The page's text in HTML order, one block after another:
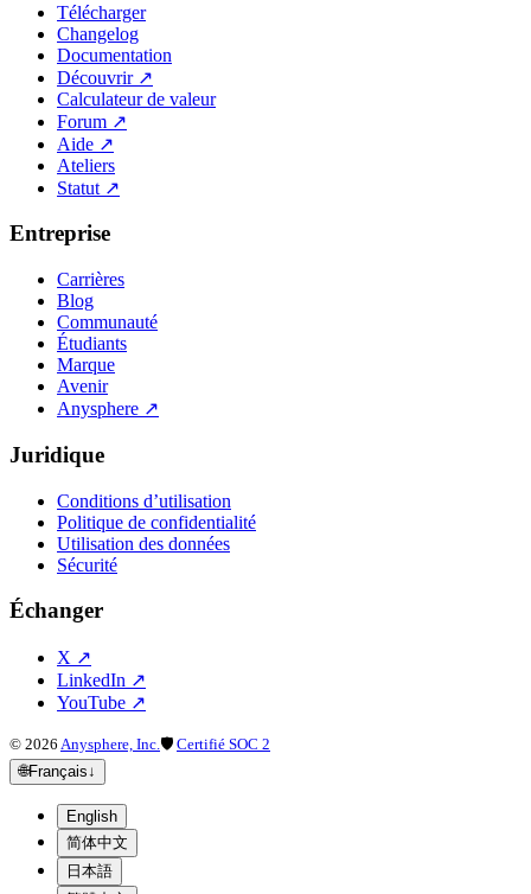
Télécharger
Changelog
Documentation
Découvrir↗
Calculateur de valeur
Forum ↗
Aide ↗
Ateliers
Statut ↗
Entreprise
Carrières
Blog
Communauté
Étudiants
Marque
Avenir
Anysphere ↗
Juridique
Conditions d’utilisation
Politique de confidentialité
Utilisation des données
Sécurité
Échanger
X ↗
LinkedIn ↗
YouTube ↗
© 2026 Anysphere, Inc. 🛡 Certifié SOC 2
🌐Français↓
English
简体中文
日本語